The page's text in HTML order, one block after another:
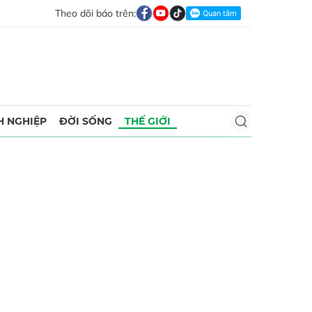
Theo dõi báo trên:
NGHIỆP ĐỜI SỐNG THẾ GIỚI